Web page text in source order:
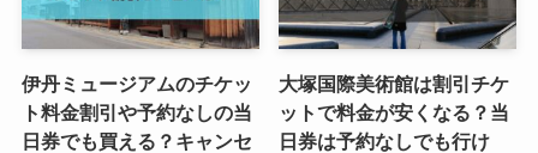
伊丹ミュージアムのチケッ
ト料金割引や予約なしの当
日券でも買える？キャンセ
大塚国際美術館は割引チケ
ットで料金が安くなる？当
日券は予約なしでも行け